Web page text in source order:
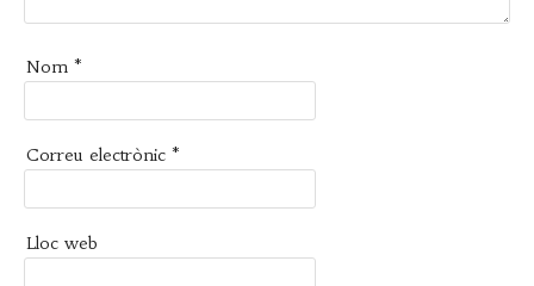
Nom *
Correu electrònic *
Lloc web